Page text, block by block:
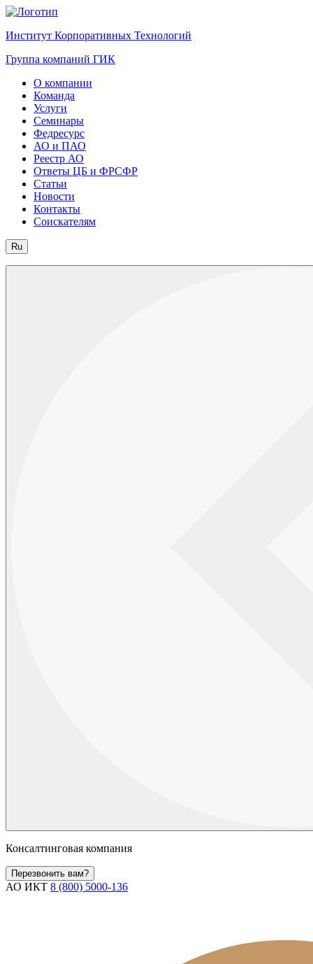
Институт Корпоративных Технологий
Группа компаний ГИК
О компании
Команда
Услуги
Семинары
Федресурс
АО и ПАО
Реестр АО
Ответы ЦБ и ФРСФР
Статьи
Новости
Контакты
Соискателям
Ru
Консалтинговая компания
Перезвонить вам?
АО ИКТ 8 (800) 5000-136